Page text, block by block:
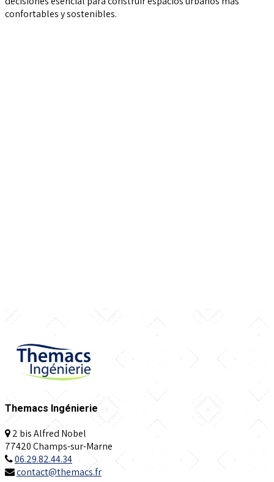
confortables y sostenibles.
Themacs Ingénierie
2 bis Alfred Nobel
77420 Champs-sur-Marne
06.29.82.44.34
contact@themacs.fr